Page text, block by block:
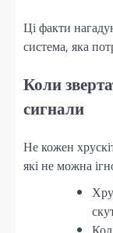
Ці факти
система, яка
Коли
сигнали
Не кожен
які не можна